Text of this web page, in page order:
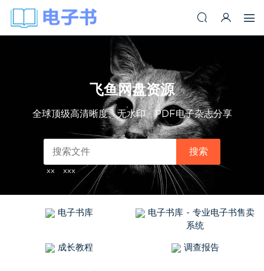
飞鱼网盘资源
全球顶级高清晰度、无水印、PDF电子杂志分享
搜索
xx xxx
电子书库
电子书库 - 专业电子书售卖
系统
成长教程 调查报告